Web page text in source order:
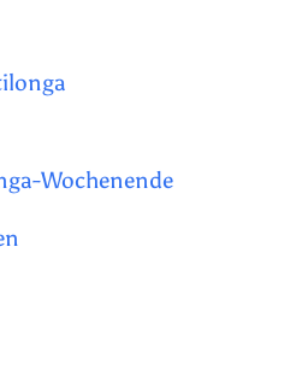
Wochenende